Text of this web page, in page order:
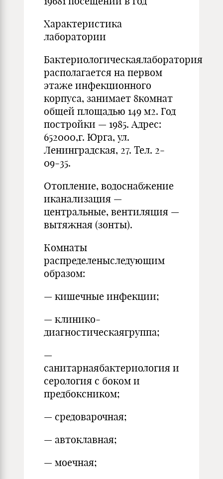
Характеристика
лаборатории
Бактериологическаялаборатория
располагается на первом
этаже инфекционного
корпуса, занимает 8комнат
общей площадью 149 м2. Год
постройки — 1985. Адрес:
652000,г. Юрга, ул.
Ленинградская, 27. Тел. 2-
09-35.
Отопление, водоснабжение
иканализация —
центральные, вентиляция —
вытяжная (зонты).
Комнаты
распределеныследующим
образом:
— кишечные инфекции;
— клинико-
диагностическаягруппа;
—
санитарнаябактериология и
серология с боком и
предбоксником;
— средоварочная;
— автоклавная;
— моечная;